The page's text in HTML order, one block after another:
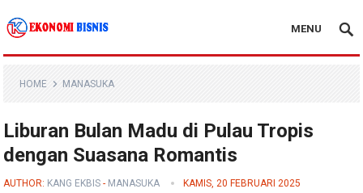
Kanal Ekonomi Bisnis
MENU
HOME MANASUKA
Liburan Bulan Madu di Pulau Tropis
dengan Suasana Romantis
AUTHOR: KANG EKBIS - MANASUKA KAMIS, 20 FEBRUARI 2025